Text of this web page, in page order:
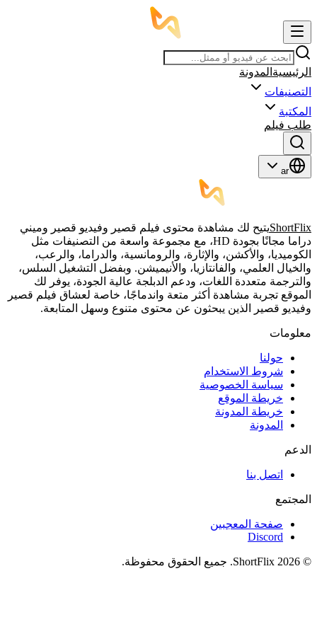
الرئيسية المدونة
التصنيفات
المكتبة
طلب فيلم
ar
ShortFlixيتيح لك مشاهدة محتوى فيلم قصير وفيديو قصير وميني
دراما مجانًا بجودة HD، مع مجموعة واسعة من التصنيفات مثل
الكوميديا، والأكشن، والإثارة، والرومانسية، والدراما، والرعب،
والخيال العلمي، والفانتازيا، والأنيميشن. وبفضل التشغيل السلس،
والترجمة متعددة اللغات، ودعم الدبلجة عالية الجودة، يوفر لك
الموقع تجربة مشاهدة أكثر متعة واندماجًا، خاصة لعشاق فيلم قصير
وفيديو قصير الذين يبحثون عن محتوى متنوع وسهل المتابعة.
معلومات
حولنا
شروط الاستخدام
سياسة الخصوصية
خريطة الموقع
خريطة المدونة
المدونة
الدعم
اتصل بنا
المجتمع
صفحة المعجبين
Discord
© 2026 ShortFlix. جميع الحقوق محفوظة.